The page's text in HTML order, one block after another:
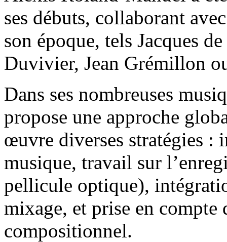
ses débuts, collaborant
son époque, tels Jacques
Duvivier, Jean Grémillon
Dans ses nombreuses
propose une approche
œuvre diverses stratégies :
musique, travail sur
pellicule optique),
mixage, et prise en compte
compositionnel.